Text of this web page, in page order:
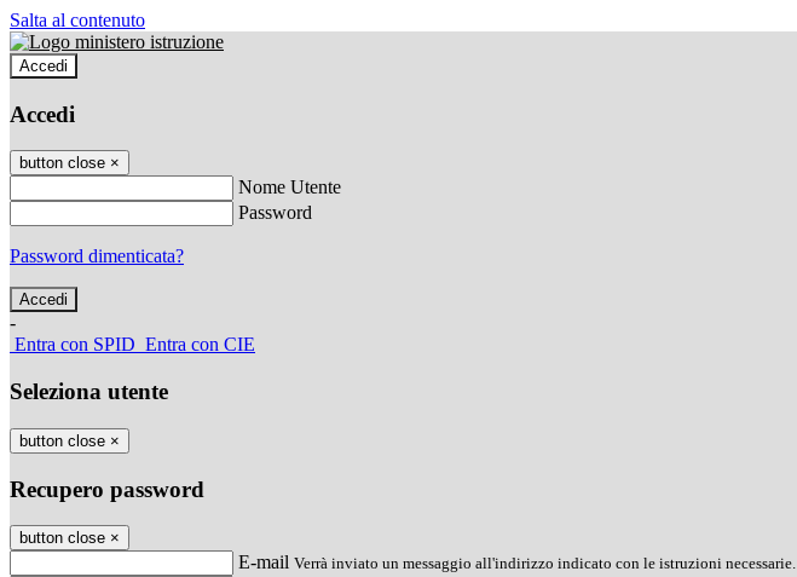
Salta al contenuto
Accedi
Accedi
button close ×
Nome Utente
Password
Password dimenticata?
-
Entra con SPID Entra con CIE
Seleziona utente
button close ×
Recupero password
button close ×
E-mail Verrà inviato un messaggio all'indirizzo indicato con le istruzioni necessarie.